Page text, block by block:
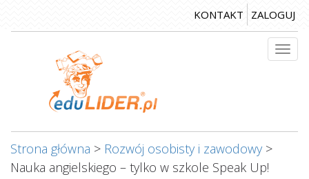
do
KONTAKT ZALOGUJ
Strona główna > Rozwój osobisty i zawodowy >
Nauka angielskiego – tylko w szkole Speak Up!